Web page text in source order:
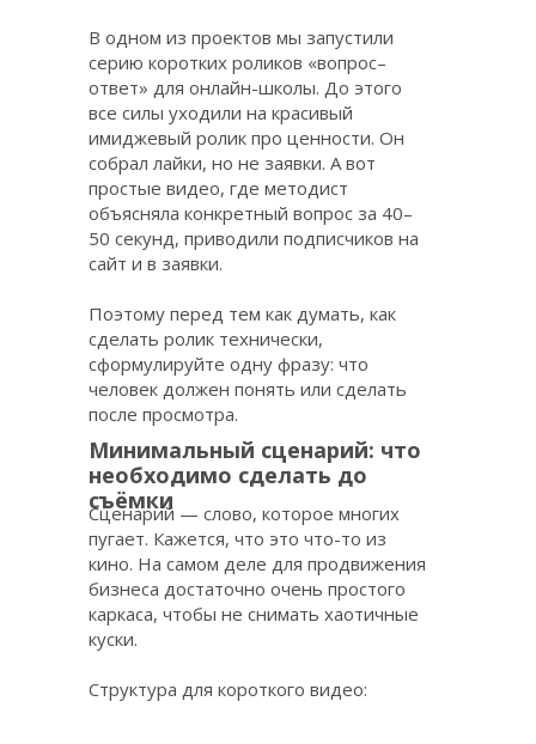
В одном из проектов мы запустили
серию коротких роликов «вопрос–
ответ» для онлайн-школы. До этого
все силы уходили на красивый
имиджевый ролик про ценности. Он
собрал лайки, но не заявки. А вот
простые видео, где методист
объясняла конкретный вопрос за 40–
50 секунд, приводили подписчиков на
сайт и в заявки.
Поэтому перед тем как думать, как
сделать ролик технически,
сформулируйте одну фразу: что
человек должен понять или сделать
после просмотра.
Сценарий — слово, которое многих
пугает. Кажется, что это что-то из
кино. На самом деле для продвижения
бизнеса достаточно очень простого
каркаса, чтобы не снимать хаотичные
куски.
Структура для короткого видео:
Минимальный сценарий: что
необходимо сделать до
съёмки